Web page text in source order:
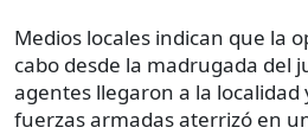
Medios locales indican que la
cabo desde la madrugada del
agentes llegaron a la
fuerzas armadas aterrizó en